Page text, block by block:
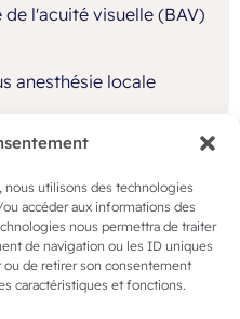
nous utilisons des technologies
accéder aux informations des
nous permettra de traiter
de navigation ou les ID uniques
de retirer son consentement
caractéristiques et fonctions.
l'acuité visuelle (BAV)
anesthésie locale
|